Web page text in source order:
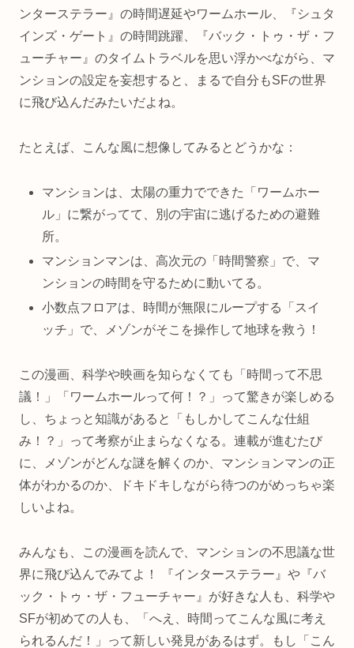
ンターステラー』の時間遅延やワームホール、『シュタ
インズ・ゲート』の時間跳躍、『バック・トゥ・ザ・フ
ューチャー』のタイムトラベルを思い浮かべながら、マ
ンションの設定を妄想すると、まるで自分もSFの世界
に飛び込んだみたいだよね。
たとえば、こんな風に想像してみるとどうかな：
マンションは、太陽の重力でできた「ワームホー
ル」に繋がってて、別の宇宙に逃げるための避難
所。
マンションマンは、高次元の「時間警察」で、マ
ンションの時間を守るために動いてる。
小数点フロアは、時間が無限にループする「スイ
ッチ」で、メゾンがそこを操作して地球を救う！
この漫画、科学や映画を知らなくても「時間って不思
議！」「ワームホールって何！？」って驚きが楽しめる
し、ちょっと知識があると「もしかしてこんな仕組
み！？」って考察が止まらなくなる。連載が進むたび
に、メゾンがどんな謎を解くのか、マンションマンの正
体がわかるのか、ドキドキしながら待つのがめっちゃ楽
しいよね。
みんなも、この漫画を読んで、マンションの不思議な世
界に飛び込んでみてよ！ 『インターステラー』や『バ
ック・トゥ・ザ・フューチャー』が好きな人も、科学や
SFが初めての人も、「へえ、時間ってこんな風に考え
られるんだ！」って新しい発見があるはず。もし「こん